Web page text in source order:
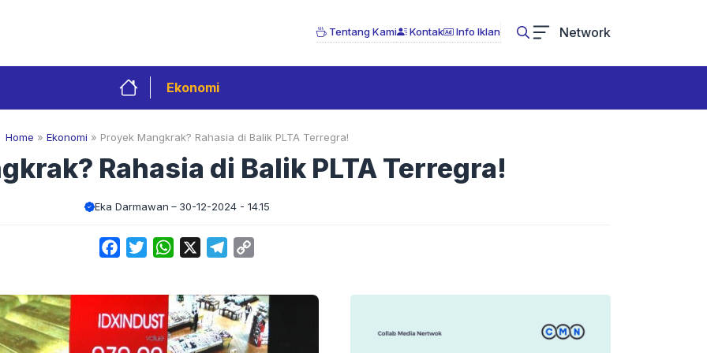
Tentang Kami Kontak Info Iklan Network
Ekonomi
Home » Ekonomi » Proyek Mangkrak? Rahasia di Balik PLTA Terregra!
Rahasia di Balik PLTA Terregra!
Eka Darmawan 30-12-2024 - 14.15
FacebookTwitterWhatsApp Telegram